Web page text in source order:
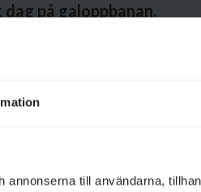
till användarna,
på galoppbanan.
där du som besökare upplever
galoppsporten tillsammans
som kan vara bra att